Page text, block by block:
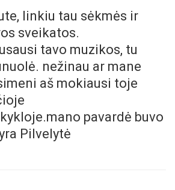
linkiu tau sėkmės ir
sveikatos.
tavo muzikos, tu
nežinau ar mane
aš mokiausi toje
pavardė buvo
Pilvelytė